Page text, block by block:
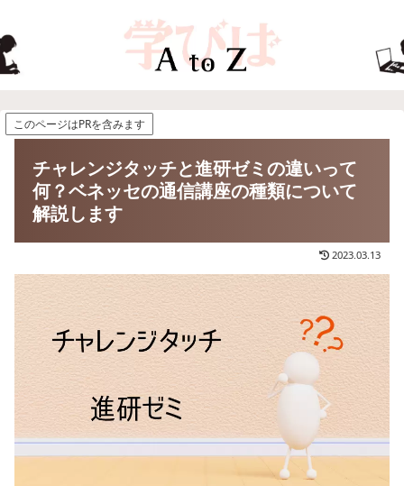
このページはPRを含みます
チャレンジタッチと進研ゼミの違いって
何？ベネッセの通信講座の種類について
解説します
2023.03.13